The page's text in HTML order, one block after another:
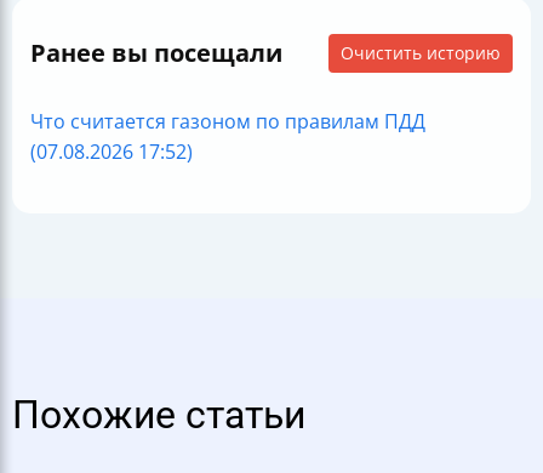
Ранее вы посещали Очистить историю
Что считается газоном по правилам ПДД
(07.08.2026 17:52)
Похожие статьи